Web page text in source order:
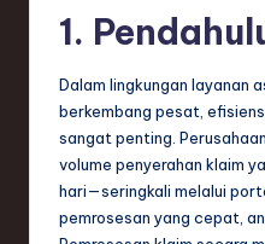
T
1.
Dalam lingkungan layanan
berkembang pesat,
sangat penting.
volume penyerahan klaim
hari—seringkali melalui
pemrosesan yang cepat,